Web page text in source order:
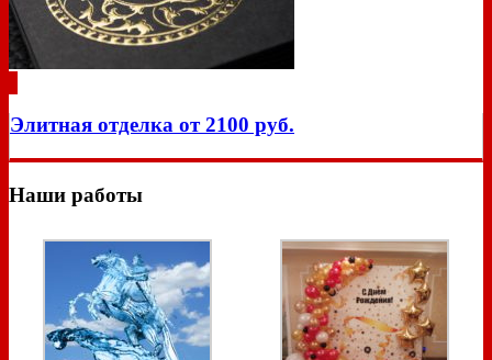
Элитная отделка от 2100 руб.
Наши работы